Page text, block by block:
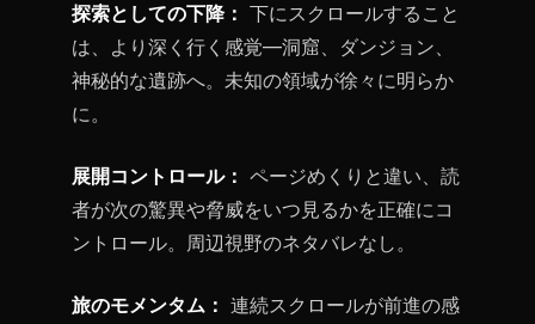
探索としての下降： 下にスクロールすること
は、より深く行く感覚—洞窟、ダンジョン、
神秘的な遺跡へ。未知の領域が徐々に明らか
に。
展開コントロール： ページめくりと違い、読
者が次の驚異や脅威をいつ見るかを正確にコ
ントロール。周辺視野のネタバレなし。
旅のモメンタム： 連続スクロールが前進の感